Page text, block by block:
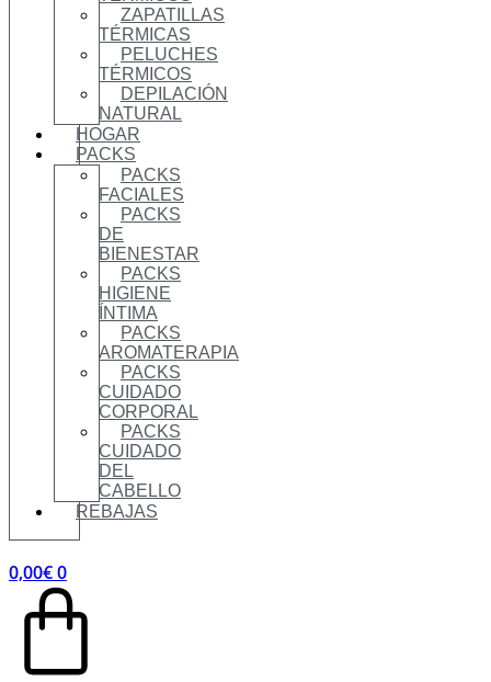
ZAPATILLAS
TÉRMICAS
PELUCHES
TÉRMICOS
DEPILACIÓN
NATURAL
HOGAR
PACKS
PACKS
FACIALES
PACKS
DE
BIENESTAR
PACKS
HIGIENE
ÍNTIMA
PACKS
AROMATERAPIA
PACKS
CUIDADO
CORPORAL
PACKS
CUIDADO
DEL
CABELLO
REBAJAS
0,00€0